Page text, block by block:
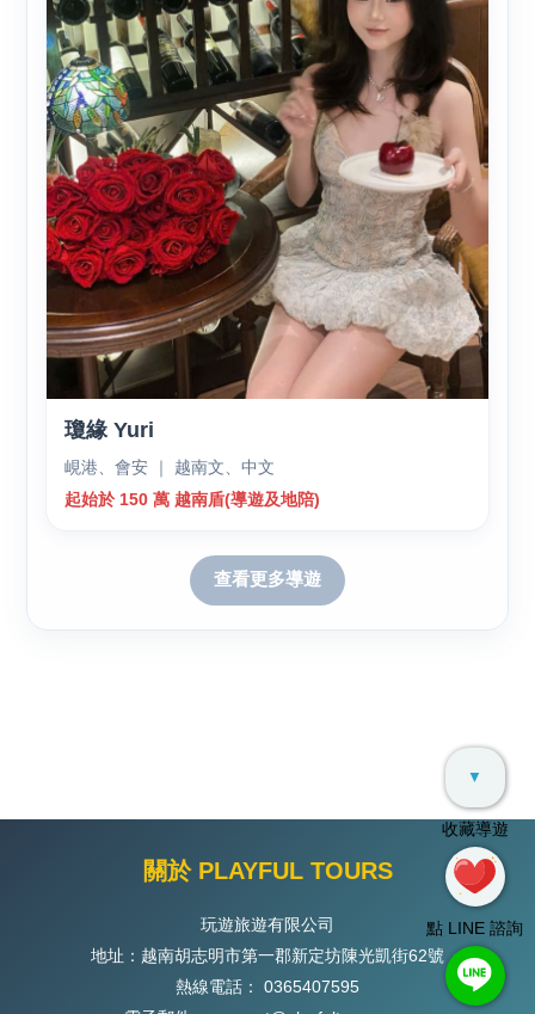
瓊緣 Yuri
峴港、會安 ｜ 越南文、中文
起始於 150 萬 越南盾(導遊及地陪)
查看更多導遊
關於 PLAYFUL TOURS
玩遊旅遊有限公司
地址：越南胡志明市第一郡新定坊陳光凱街62號
熱線電話： 0365407595
▼
收藏導遊
點 LINE 諮詢